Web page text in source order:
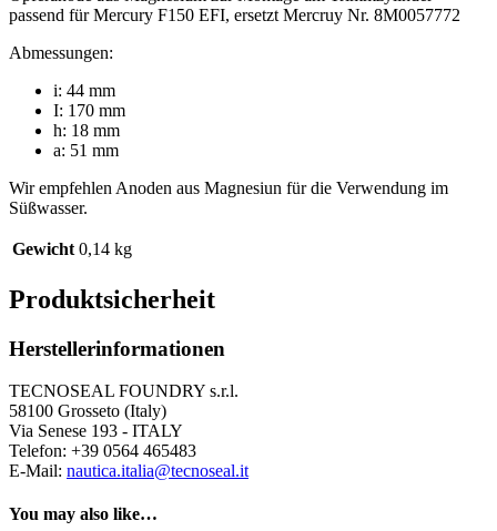
passend für Mercury F150 EFI, ersetzt Mercruy Nr. 8M0057772
Abmessungen:
i: 44 mm
I: 170 mm
h: 18 mm
a: 51 mm
Wir empfehlen Anoden aus Magnesiun für die Verwendung im
Süßwasser.
Gewicht 0,14 kg
Produktsicherheit
Herstellerinformationen
TECNOSEAL FOUNDRY s.r.l.
58100 Grosseto (Italy)
Via Senese 193 - ITALY
Telefon: +39 0564 465483
E-Mail: nautica.italia@tecnoseal.it
You may also like…